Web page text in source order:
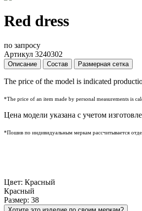
Red dress
по запросу
Артикул 3240302
Описание Состав Размерная сетка
The price of the model is indicated
*The price of an item made by personal measurements is
Цена модели указана с учетом
*Пошив по индивидуальным меркам рассчитывается
Цвет: Красный
Красный
Размер: 38